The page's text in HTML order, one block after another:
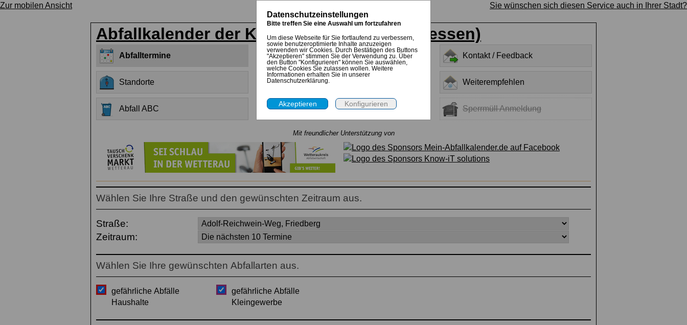
Zur mobilen Ansicht Sie wünschen sich diesen Service auch in Ihrer Stadt?
Abfallkalender der Kreisstadt Friedberg (Hessen)
Abfalltermine Anleitung Kontakt / Feedback
Standorte Allgemeine Informationen Weiterempfehlen
Abfall ABC Infos zu den Abfallarten Sperrmüll Anmeldung
Mit freundlicher Unterstützung von
Wählen Sie Ihre Straße und den gewünschten Zeitraum aus.
Straße:
Zeitraum:
Wählen Sie Ihre gewünschten Abfallarten aus.
gefährliche Abfälle
Haushalte
gefährliche Abfälle
Kleingewerbe
Datenschutzeinstellungen
Bitte treffen Sie eine Auswahl um fortzufahren
Um diese Webseite für Sie fortlaufend zu verbessern,
sowie benutzeroptimierte Inhalte anzuzeigen
verwenden wir Cookies. Durch Bestätigen des Buttons
"Akzeptieren" stimmen Sie der Verwendung zu. Über
den Button "Konfigurieren" können Sie auswählen,
welche Cookies Sie zulassen wollen. Weitere
Informationen erhalten Sie in unserer
Datenschutzerklärung.